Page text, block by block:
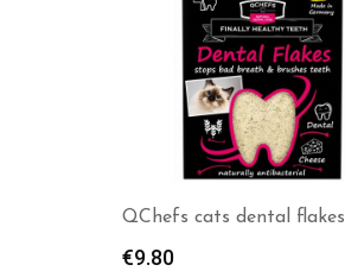
QChefs cats dental flakes
€9.80